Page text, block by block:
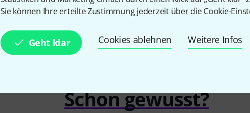
Sie können Ihre erteilte Zustimmung jederzeit über die Cookie-
Geht klar Cookies ablehnen Weitere Infos
Schon gewusst?